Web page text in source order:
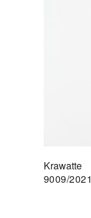
Krawatte
9009/2021